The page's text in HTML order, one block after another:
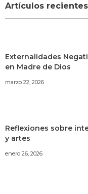
Artículos recientes
Externalidades
en Madre de Dios
marzo 22, 2026
Reflexiones sobre
y artes
enero 26, 2026